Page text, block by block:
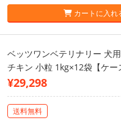
カートに入れ
ベッツワンベテリナリー 犬
チキン 小粒 1kg×12袋【ケー
¥29,298
送料無料